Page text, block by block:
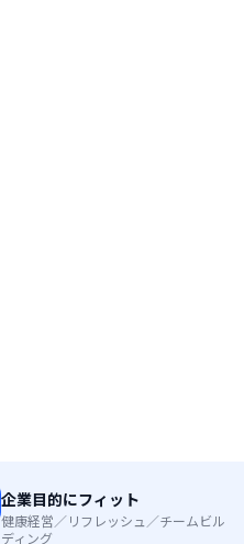
企業目的にフィット
健康経営／リフレッシュ／チームビル
ディング